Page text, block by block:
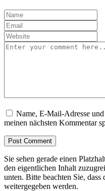
Name, E-Mail-Adresse
meinen nächsten Kommentar
Sie sehen gerade einen
den eigentlichen Inhalt
unten. Bitte beachten Sie,
weitergegeben werden.